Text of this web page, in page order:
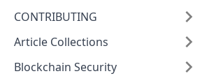
CONTRIBUTING
Article Collections
Blockchain Security